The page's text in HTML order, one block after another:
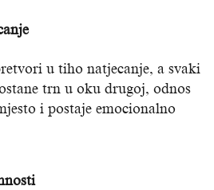
u tiho natjecanje, a svaki
trn u oku drugoj, odnos
i postaje emocionalno